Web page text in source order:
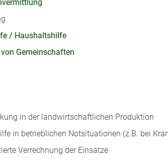
/ Haushaltshilfe
Gemeinschaften
in der landwirtschaftlichen Produktion
in betrieblichen Notsituationen (z.B. bei
Verrechnung der Einsätze